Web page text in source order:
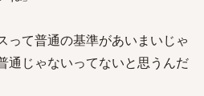
って普通の基準があいまいじゃ
通じゃないってないと思うんだ